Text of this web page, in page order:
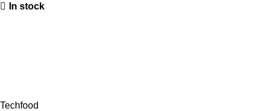
In stock
Techfood